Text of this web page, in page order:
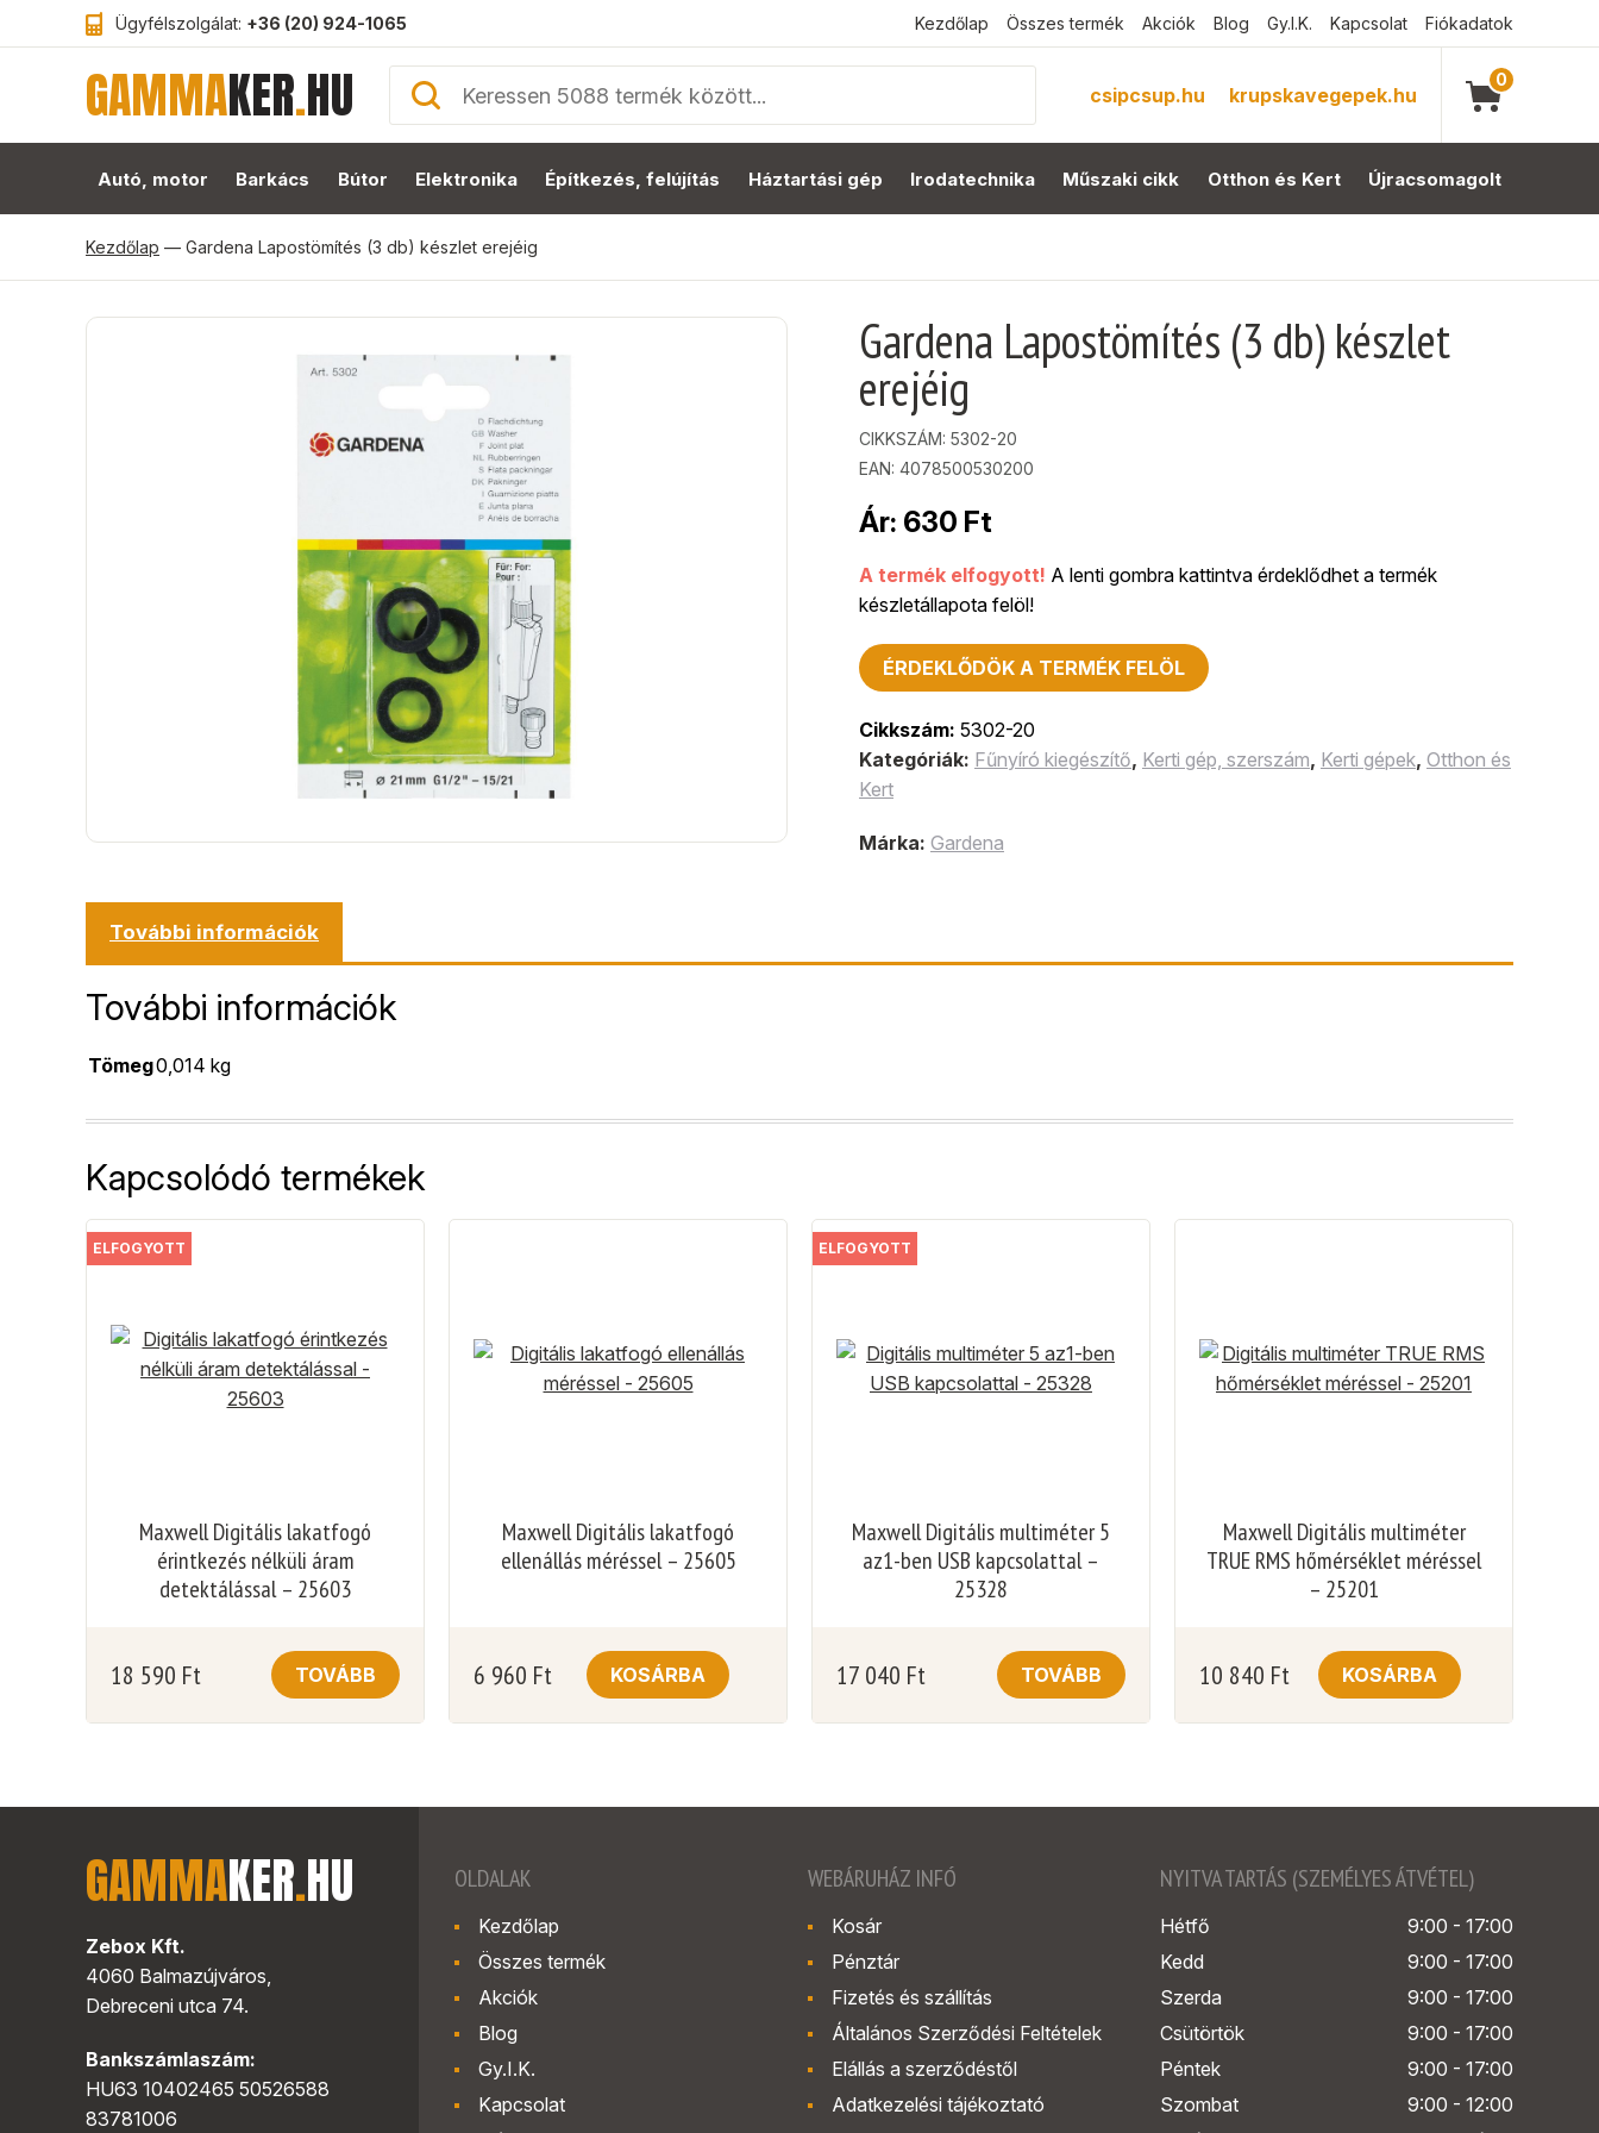
Ügyfélszolgálat: +36 (20) 924-1065 Kezdőlap Összes termék Akciók Blog Gy.I.K. Kapcsolat Fiókadatok
GAMMAKER.HU csipcsup.hu krupskavegepek.hu
0
Autó, motor Barkács Bútor Elektronika Építkezés, felújítás Háztartási gép Irodatechnika Műszaki cikk Otthon és Kert Újracsomagolt
Kezdőlap — Gardena Lapostömítés (3 db) készlet erejéig
Gardena Lapostömítés (3 db) készlet
erejéig
CIKKSZÁM: 5302-20
EAN: 4078500530200
Ár: 630 Ft
A termék elfogyott! A lenti gombra kattintva érdeklődhet a termék
készletállapota felöl!
ÉRDEKLŐDÖK A TERMÉK FELÖL
Cikkszám: 5302-20
Kategóriák: Fűnyíró kiegészítő, Kerti gép, szerszám, Kerti gépek, Otthon és
Kert
Márka: Gardena
További információk
További információk
Tömeg0,014 kg
Kapcsolódó termékek
ELFOGYOTT
Maxwell Digitális lakatfogó
érintkezés nélküli áram
detektálással – 25603
18 590 Ft TOVÁBB
Maxwell Digitális lakatfogó
ellenállás méréssel – 25605
6 960 Ft KOSÁRBA
ELFOGYOTT
Maxwell Digitális multiméter 5
az1-ben USB kapcsolattal –
25328
17 040 Ft TOVÁBB
Maxwell Digitális multiméter
TRUE RMS hőmérséklet méréssel
– 25201
10 840 Ft KOSÁRBA
GAMMAKER.HU
Zebox Kft.
4060 Balmazújváros,
Debreceni utca 74.
Bankszámlaszám:
HU63 10402465 50526588
83781006
OLDALAK
Kezdőlap
Összes termék
Akciók
Blog
Gy.I.K.
Kapcsolat
WEBÁRUHÁZ INFÓ
Kosár
Pénztár
Fizetés és szállítás
Általános Szerződési Feltételek
Elállás a szerződéstől
Adatkezelési tájékoztató
NYITVA TARTÁS (SZEMÉLYES ÁTVÉTEL)
Hétfő
9:00 - 17:00
Kedd
9:00 - 17:00
Szerda
9:00 - 17:00
Csütörtök
9:00 - 17:00
Péntek
9:00 - 17:00
Szombat
9:00 - 12:00